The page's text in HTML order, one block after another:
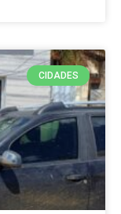
CIDADES